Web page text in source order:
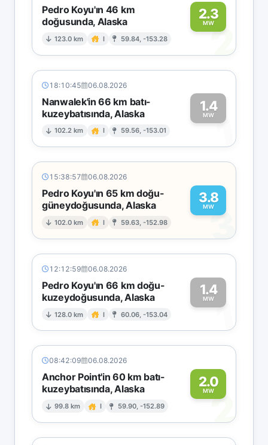
Pedro Koyu'ın 46 km
doğusunda, Alaska
123.0 km I 59.84, -153.28
2.3
MW2
18:10:45 06.08.2026
Nanwalek'in 66 km batı-
kuzeybatısında, Alaska
102.2 km I 59.56, -153.01
1.4
MW1
15:38:57 06.08.2026
Pedro Koyu'ın 65 km doğu-
güneydoğusunda, Alaska
102.0 km I 59.63, -152.98
3.8
MW
3
12:12:59 06.08.2026
Pedro Koyu'ın 66 km doğu-
kuzeydoğusunda, Alaska
128.0 km I 60.06, -153.04
1.4
MW1
08:42:09 06.08.2026
Anchor Point'in 60 km batı-
kuzeybatısında, Alaska
99.8 km I 59.90, -152.89
2.0
MW2